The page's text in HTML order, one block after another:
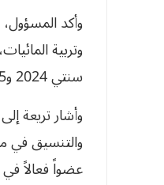
وأكد
وتربية
سنتي 2024 و2025.
وأشار تريعة
والتنسيق في
عضواً فعالاً